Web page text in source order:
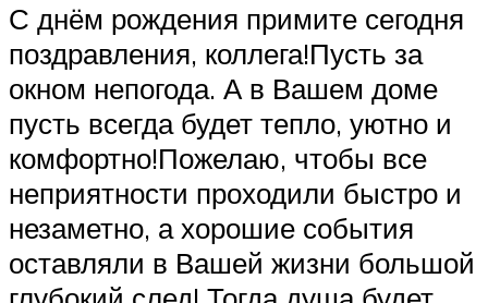
С днём рождения примите сегодня
поздравления, коллега!Пусть за
окном непогода. А в Вашем доме
пусть всегда будет тепло, уютно и
комфортно!Пожелаю, чтобы все
неприятности проходили быстро и
незаметно, а хорошие события
оставляли в Вашей жизни большой